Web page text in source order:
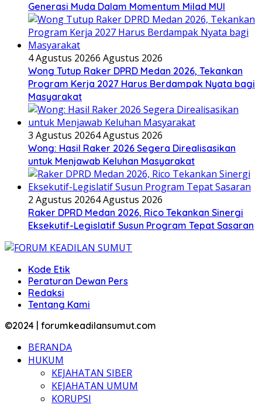
Generasi Muda Dalam Momentum Milad MUI
4 Agustus 20266 Agustus 2026
Wong Tutup Raker DPRD Medan 2026, Tekankan
Program Kerja 2027 Harus Berdampak Nyata bagi
Masyarakat
3 Agustus 20264 Agustus 2026
Wong: Hasil Raker 2026 Segera Direalisasikan
untuk Menjawab Keluhan Masyarakat
2 Agustus 20264 Agustus 2026
Raker DPRD Medan 2026, Rico Tekankan Sinergi
Eksekutif-Legislatif Susun Program Tepat Sasaran
Kode Etik
Peraturan Dewan Pers
Redaksi
Tentang Kami
©2024 | forumkeadilansumut.com
BERANDA
HUKUM
KEJAHATAN SIBER
KEJAHATAN UMUM
KORUPSI